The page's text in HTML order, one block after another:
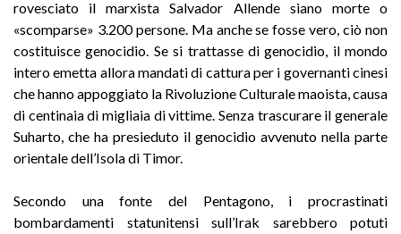
rovesciato il marxista Salvador Allende siano morte o
«scomparse» 3.200 persone. Ma anche se fosse vero, ciò non
costituisce genocidio. Se si trattasse di genocidio, il mondo
intero emetta allora mandati di cattura per i governanti cinesi
che hanno appoggiato la Rivoluzione Culturale maoista, causa
di centinaia di migliaia di vittime. Senza trascurare il generale
Suharto, che ha presieduto il genocidio avvenuto nella parte
orientale dell’Isola di Timor.
Secondo una fonte del Pentagono, i procrastinati
bombardamenti statunitensi sull’Irak sarebbero potuti